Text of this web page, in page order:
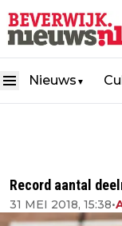
Nieuws ▼
Record aantal
31 MEI 2018, 15:38•